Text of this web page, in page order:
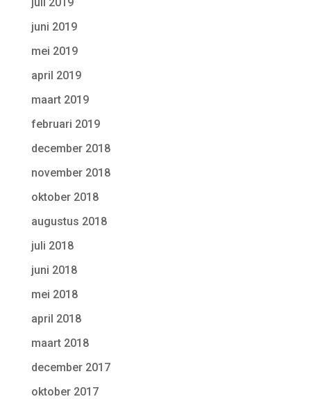
juni 2019
mei 2019
april 2019
maart 2019
februari 2019
december 2018
november 2018
oktober 2018
augustus 2018
juli 2018
juni 2018
mei 2018
april 2018
maart 2018
december 2017
oktober 2017